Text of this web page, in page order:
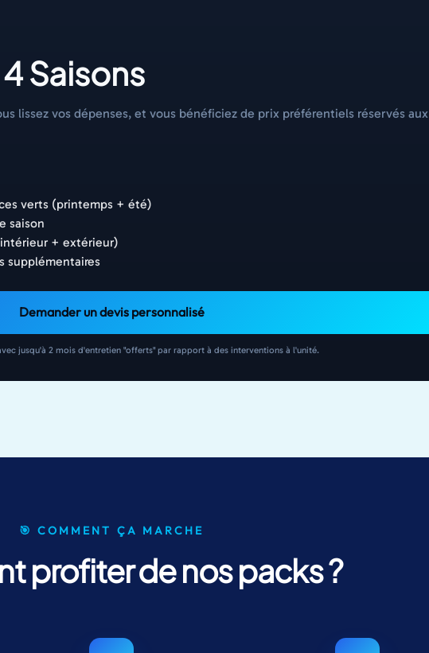
Saisons
lissez vos dépenses, et vous bénéficiez de prix préférentiels réservés aux
verts (printemps + été)
saison
+ extérieur)
supplémentaires
Demander un devis personnalisé
jusqu'à 2 mois d'entretien "offerts" par rapport à des interventions à l'unité.
🎯 COMMENT ÇA MARCHE
profiter de nos packs ?